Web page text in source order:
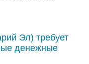
Эл) требует
денежные